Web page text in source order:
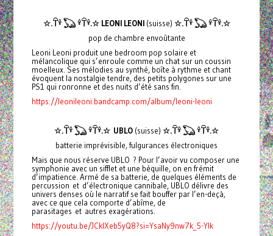
☆.𓋼𓍊 𓆏 𓍊𓋼𓍊.☆LEONI LEONI (suisse) ☆.𓋼𓍊 𓆏 𓍊𓋼𓍊.☆
pop de chambre envoûtante
Leoni Leoni produit une bedroom pop solaire et
mélancolique qui s’enroule comme un chat sur un coussin
moelleux. Ses mélodies au synthé, boîte à rythme et chant
évoquent la nostalgie tendre, des petits polygones sur une
PS1 qui ronronne et des nuits d’été sans fin.
https://leonileoni.bandcamp.com/album/leoni-leoni
☆.𓋼𓍊 𓆏 𓍊𓋼𓍊.☆ UBLO (suisse) ☆.𓋼𓍊 𓆏 𓍊𓋼𓍊.☆
batterie imprévisible, fulgurances électroniques
Mais que nous réserve UBLO ? Pour l’avoir vu composer une
symphonie avec un sifflet et une béquille, on en frémit
d’impatience. Armé de sa batterie, de quelques éléments de
percussion et d’électronique cannibale, UBLO délivre des
univers denses où le narratif se fait bouffer par l’en-deçà,
avec ce que cela comporte d’abîme, de
parasitages et autres exagérations.
https://youtu.be/JCklXeb5yQ8?si=YsaNy9nw7k_5-YIk